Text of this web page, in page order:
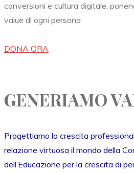
conversioni e cultura digitale,
value di ogni persona
DONA ORA
GENERIAMO
Progettiamo la crescita
relazione virtuosa il mondo della
dell’Educazione per la crescita di